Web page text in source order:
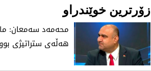
زۆرترین خوێندراو
هه‌ڵه‌ی ستراتیژی‌ بوو